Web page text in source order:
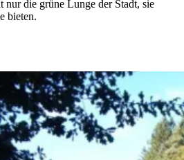
nur die grüne Lunge der Stadt, sie
bieten.